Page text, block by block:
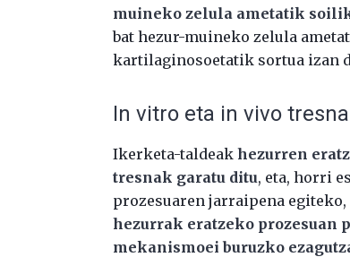
muineko zelula ametatik
bat hezur-muineko zelula
kartilaginosoetatik sortua izan
In vitro eta in vivo
Ikerketa-taldeakhezurren
tresnak garatu ditu, eta, horri
prozesuaren jarraipena
hezurrak eratzeko prozesuan
mekanismoei buruzko